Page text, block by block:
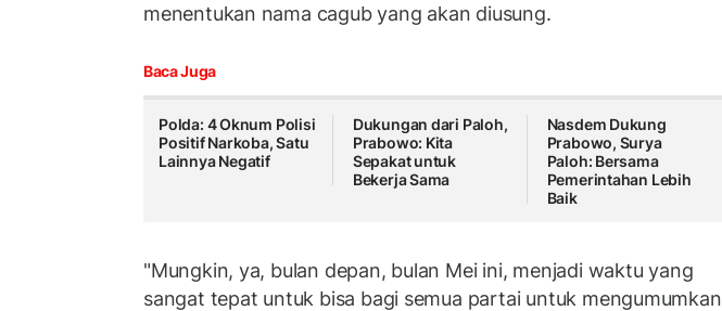
menentukan nama cagub yang akan diusung.
Baca Juga
Polda: 4 Oknum Polisi
Positif Narkoba, Satu
Lainnya Negatif
Dukungan dari Paloh,
Prabowo: Kita
Sepakat untuk
Bekerja Sama
Nasdem Dukung
Prabowo, Surya
Paloh: Bersama
Pemerintahan Lebih
Baik
"Mungkin, ya, bulan depan, bulan Mei ini, menjadi waktu yang
sangat tepat untuk bisa bagi semua partai untuk mengumumkan